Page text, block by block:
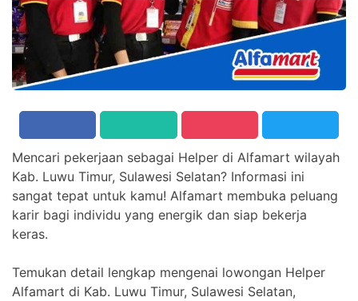
Mencari pekerjaan sebagai Helper di Alfamart wilayah
Kab. Luwu Timur, Sulawesi Selatan? Informasi ini
sangat tepat untuk kamu! Alfamart membuka peluang
karir bagi individu yang energik dan siap bekerja
keras.
Temukan detail lengkap mengenai lowongan Helper
Alfamart di Kab. Luwu Timur, Sulawesi Selatan,